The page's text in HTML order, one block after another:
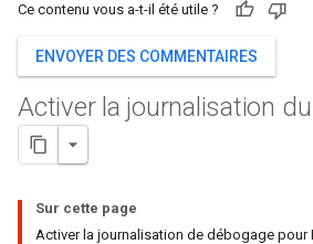
Ce contenu vous a-t-il été utile ?
ENVOYER DES COMMENTAIRES
Activer la journalisation
Sur cette page
Activer la journalisation de débogage pour